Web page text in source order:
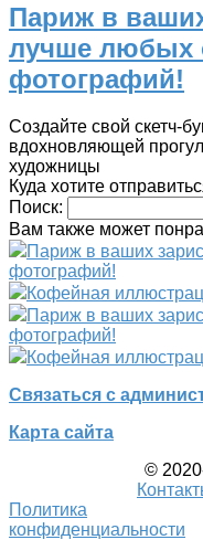
Париж в
лучше любых
фотографий!
Создайте свой скетч-
вдохновляющей
художницы
Куда хотите
Поиск:
Вам также может
Париж в ваших
фотографий!
Кофейная
Париж в ваших
фотографий!
Кофейная
Связаться с
Карта сайта
©
Политика
конфиденциальности